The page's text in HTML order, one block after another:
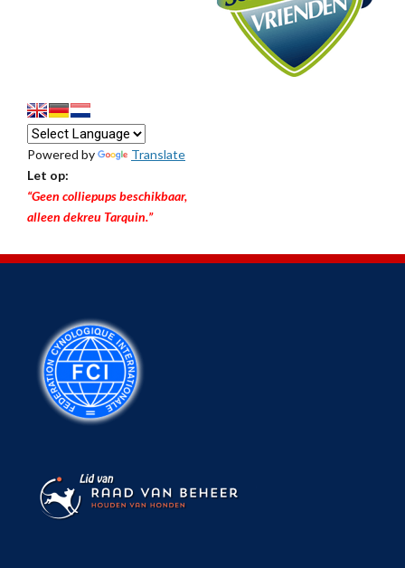
Powered by
Translate
Let op:
“Geen colliepups beschikbaar,
alleen dekreu Tarquin.”